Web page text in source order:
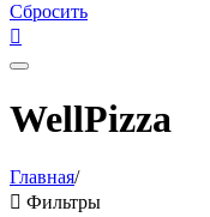
Сбросить

WellPizza
Главная/
 Фильтры